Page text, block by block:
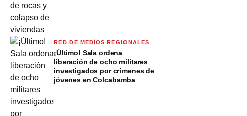
RED DE MEDIOS REGIONALES
¡Último! Sala ordena
liberación de ocho militares
investigados por crímenes de
jóvenes en Colcabamba